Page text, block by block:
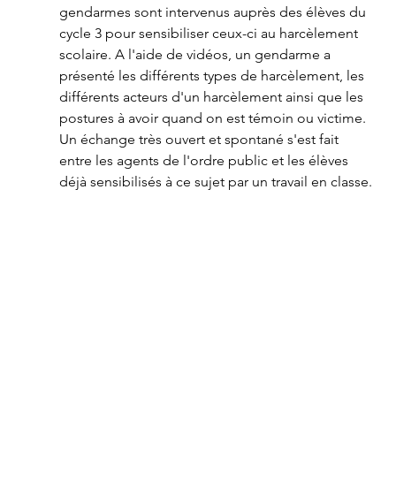
gendarmes sont intervenus auprès des élèves du
cycle 3 pour sensibiliser ceux-ci au harcèlement
scolaire. A l'aide de vidéos, un gendarme a
présenté les différents types de harcèlement, les
différents acteurs d'un harcèlement ainsi que les
postures à avoir quand on est témoin ou victime.
Un échange très ouvert et spontané s'est fait
entre les agents de l'ordre public et les élèves
déjà sensibilisés à ce sujet par un travail en classe.